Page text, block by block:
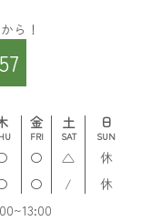
ら！
金
FRI
土
SAT
日
SUN
〇 △
休
〇 /
休